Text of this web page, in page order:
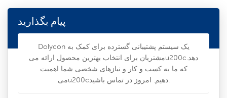
پیام بگذارید
Dolycon یک سیستم پشتیبانی گسترده برای کمک به
مشتریان برای انتخاب بهترین محصول ارائه میu200cدهد.
که ما به کسب و کار و نیازهای شخصی شما اهمیت
میu200cدهیم. امروز در تماس باشید.